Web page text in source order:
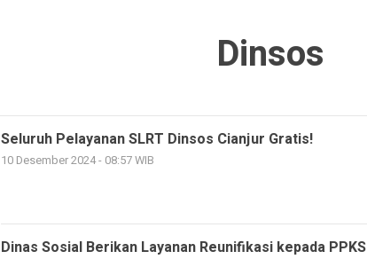
Dinsos
Seluruh Pelayanan SLRT Dinsos Cianjur Gratis!
10 Desember 2024 - 08:57 WIB
Dinas Sosial Berikan Layanan Reunifikasi kepada PPKS